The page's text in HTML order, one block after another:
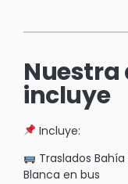
incluye
Incluye:
Traslados
Blanca en bus